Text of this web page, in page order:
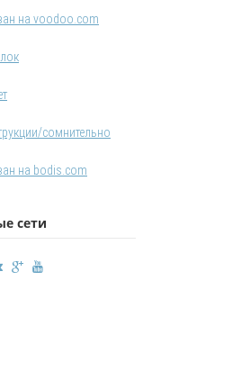
на voodoo.com
сомнительно
на bodis.com
сети